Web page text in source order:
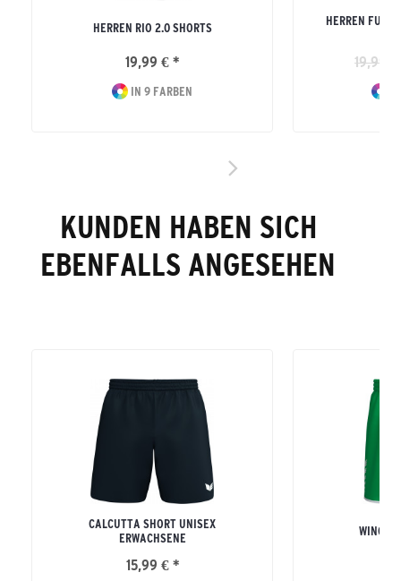
HERREN RIO 2.0 SHORTS
19,99 € *
IN 9 FARBEN
HERREN
19,99
KUNDEN HABEN SICH
EBENFALLS ANGESEHEN
CALCUTTA SHORT UNISEX
ERWACHSENE
15,99 € *
WINGS